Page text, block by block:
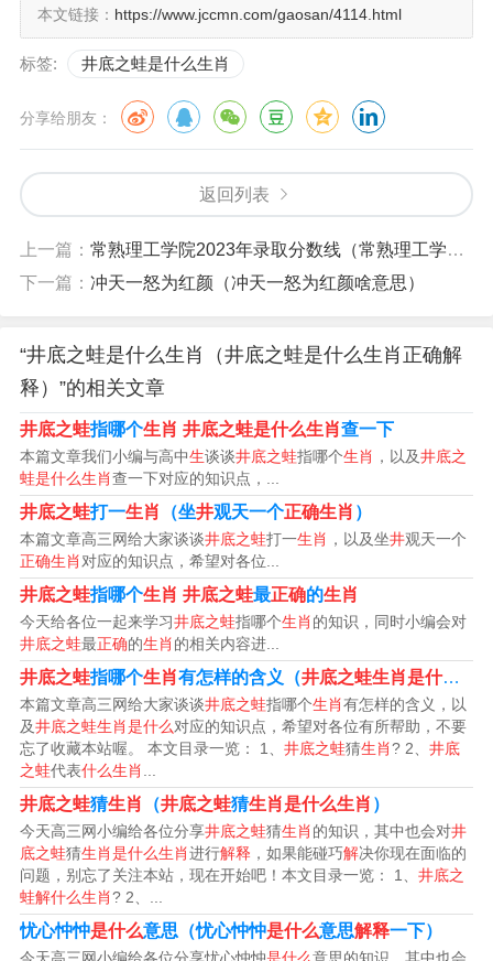
来表达对中国新年的祝福。
井底之蛙是什么生肖
井底之蛙是指青蛙。
青蛙属于脊索动物门、两栖纲、无尾目、蛙科的两栖类动
物，成体无尾，卵产于水中，体外受精，孵化成蝌蚪，用
鳃呼吸，经过变含旁异，成体主要用肺呼吸，兼用皮肤呼
吸。上颌有齿，一般有犁骨齿。肩带固胸型，椎体参差
型，荐椎横突柱状；指趾末端二骨节间没有间介软骨。鼓
膜明显隐于皮下，皮雹激肤光滑或有疣粒。舌一般长源老
袜椭圆形，后端大多具缺刻。
扩展资料：
青蛙常栖息于河流、池塘和稻田等处，主要在水边的草丛
本文链接： https://www.jccmn.com/gaosan/4114.html
标签: 井底之蛙是什么生肖
分享给朋友：
返回列表
上一篇： 常熟理工学院2023年录取分数线（常熟理工学院2021年录取分数）
下一篇： 冲天一怒为红颜（冲天一怒为红颜啥意思）
“井底之蛙是什么生肖（井底之蛙是什么生肖正确解
释）”的相关文章
井底之蛙指哪个生肖 井底之蛙是什么生肖查一下
本篇文章我们小编与高中生谈谈井底之蛙指哪个生肖 ，以及井底之
蛙是什么生肖查一下对应的知识点，...
井底之蛙打一生肖 （坐井观天一个正确生肖 ）
本篇文章高三网给大家谈谈井底之蛙打一生肖 ，以及坐井观天一个
正确生肖对应的知识点，希望对各位...
井底之蛙指哪个生肖 井底之蛙最正确的生肖
今天给各位一起来学习井底之蛙指哪个生肖的知识，同时小编会对
井底之蛙最正确的生肖的相关内容进...
井底之蛙指哪个生肖有怎样的含义（井底之蛙生肖是什么
本篇文章高三网给大家谈谈井底之蛙指哪个生肖有怎样的含义，以
及井底之蛙生肖是什么对应的知识点，希望对各位有所帮助，不要
忘了收藏本站喔。 本文目录一览： 1、 井底之蛙猜生肖? 2、 井底
之蛙代表什么生肖
井底之蛙猜生肖 （井底之蛙猜生肖是什么生肖 ）
今天高三网小编给各位分享井底之蛙猜生肖的知识，其中也会对井
底之蛙猜生肖是什么生肖进行解释 ，如果能碰巧解决你现在面临的
问题，别忘了关注本站，现在开始吧！本文目录一览： 1、 井底之
蛙解什么生肖? 2、...
忧心忡忡是什么意思（忧心忡忡是什么意思解释一下）